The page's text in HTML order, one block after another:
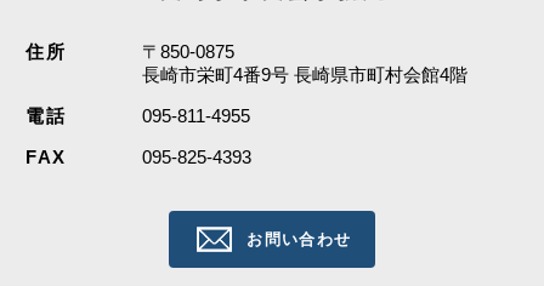
住所
〒850-0875
長崎市栄町4番9号 長崎県市町村会館4階
電話
095-811-4955
FAX
095-825-4393
お問い合わせ